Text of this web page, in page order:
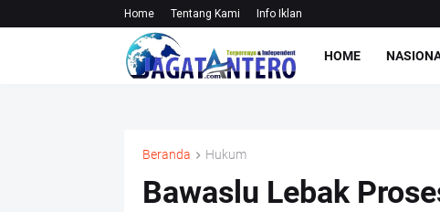
Home Tentang Kami Info Iklan
HOME
Beranda Hukum
Bawaslu Lebak